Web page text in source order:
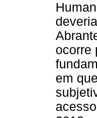
ocorre
em